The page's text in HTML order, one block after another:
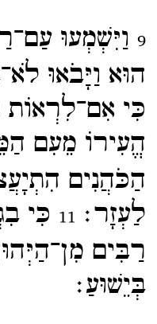
9 וַיִּשְׁמְעוּ
הוּא וַיָּבֹאוּ
כִּי
הֱעִירוֹ מֵעִם
הַכֹּהֲנִים
לַעְזָר׃ 11 כִּי
רַבִּים
בְּיֵשׁוּעַ׃